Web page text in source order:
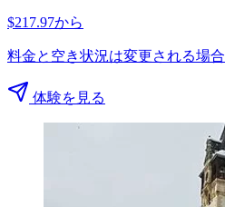
$217.97から
料金と空き状況は変更される場合
体験を見る